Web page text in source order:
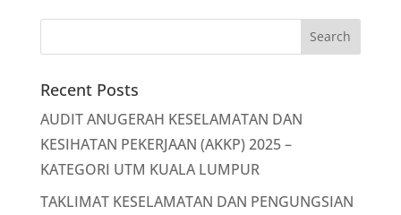
Recent Posts
AUDIT ANUGERAH KESELAMATAN DAN
KESIHATAN PEKERJAAN (AKKP) 2025 –
KATEGORI UTM KUALA LUMPUR
TAKLIMAT KESELAMATAN DAN PENGUNGSIAN